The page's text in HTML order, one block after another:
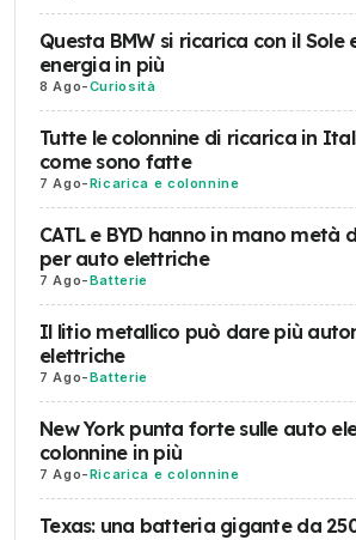
Questa BMW si ricarica con il Sole
energia in più
8 Ago-Curiosità
Tutte le colonnine di ricarica in
come sono fatte
7 Ago-Ricarica e colonnine
CATL e BYD hanno in mano metà
per auto elettriche
7 Ago-Batterie
Il litio metallico può dare più
elettriche
7 Ago-Batterie
New York punta forte sulle auto
colonnine in più
7 Ago-Ricarica e colonnine
Texas: una batteria gigante da